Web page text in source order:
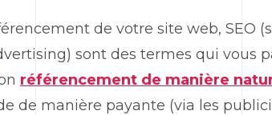
de votre site web, SEO
sont des termes qui vous
référencement de manière
de manière payante (via les